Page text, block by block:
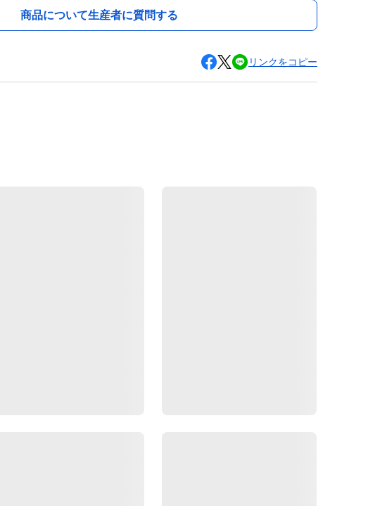
商品について生産者に質問する
リンクをコピー